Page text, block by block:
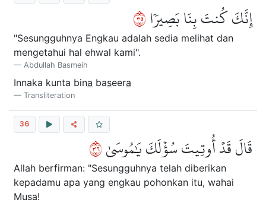
إِنَّكَ كُنتَ بِنَا بَصِيرٗا٥٣
"Sesungguhnya Engkau adalah sedia melihat dan
mengetahui hal ehwal kami".
Abdullah Basmeih
Innaka kunta bina baseera
Transliteration
36
قَالَ قَدۡ أُوتِيتَ سُؤۡلَكَ يَٰمُوسَىٰ٦٣
Allah berfirman: "Sesungguhnya telah diberikan
kepadamu apa yang engkau pohonkan itu, wahai
Musa!